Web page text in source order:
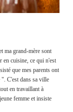
ma grand-mère sont
en cuisine, ce qui n'est
que mes parents ont
C'est dans sa ville
en travaillant à
femme et insiste